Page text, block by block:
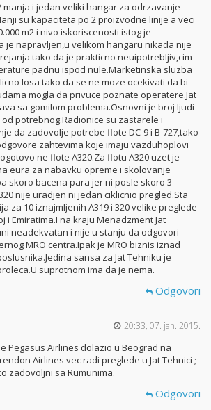
manja i jedan veliki hangar za odrzavanje
su kapaciteta po 2 proizvodne linije a veci
m2 i nivo iskoriscenosti istog je
je napravljen,u velikom hangaru nikada nije
tako da je prakticno neuipotrebljiv,cim
padnu ispod nule.Marketinska sluzba
losa tako da se ne moze ocekivati da bi
mogla da privuce poznate operatere.Jat
sa gomilom problema.Osnovni je broj ljudi
potrebnog.Radionice su zastarele i
da zadovolje potrebe flote DC-9 i B-727,tako
zahtevima koje imaju vazduhoplovi
ne flote A320.Za flotu A320 uzet je
eura za nabavku opreme i skolovanje
skoro bacena para jer ni posle skoro 3
nije uradjen ni jedan ciklicnio pregled.Sta
za 10 iznajmljenih A319 i 320 velike preglede
i Emiratima.I na kraju Menadzment Jat
neadekvatan i nije u stanju da odgovori
MRO centra.Ipak je MRO biznis iznad
sansa za Jat Tehniku je
suprotnom ima da je nema.
Odgovori
20:33, 07. jan. 2015.
Pegasus Airlines dolazio u Beograd na
Airlines vec radi preglede u Jat Tehnici ;
zadovoljni sa Rumunima.
Odgovori